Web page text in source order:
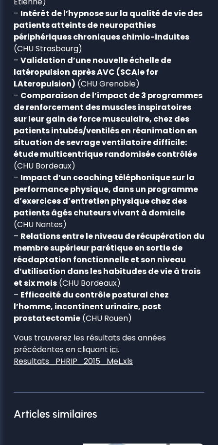
– Intérêt de l’hypnose sur la qualité de vie des
patients atteints de neuropathies
périphériques chroniques chimio-induites
(CHU Strasbourg)
– Validation d’une nouvelle échelle de
latéropulsion après AVC (SCAle for
LAteropulsion) (CHU Grenoble)
– Comparaison de l’impact de 3 programmes
de renforcement des muscles inspiratoires
sur leur gain de force musculaire, chez des
patients intubés/ventilés en réanimation en
situation de sevrage ventilatoire difficile:
étude multicentrique randomisée contrôlée
(CHU Bordeaux)
– Impact d’un coaching téléphonique sur la
performance physique, dans un programme
d’exercices d’entretien physique chez des
patients âgés chuteurs vivant à domicile
(CHU Nantes)
– Relations entre le niveau de récupération du
membre supérieur parétique en sortie de
réadaptation fonctionnelle et son niveau
d’utilisation dans les habitudes de vie à trois
et six mois (CHU Bordeaux)
– Efficacité du contrôle postural chez
l’homme, incontinent urinaire, post
prostatectomie (CHU Rouen)
Vous trouverez les résultats des années
précédentes en cliquant ici.
Resultats_PHRIP_2015_MeL.xls
Articles similaires